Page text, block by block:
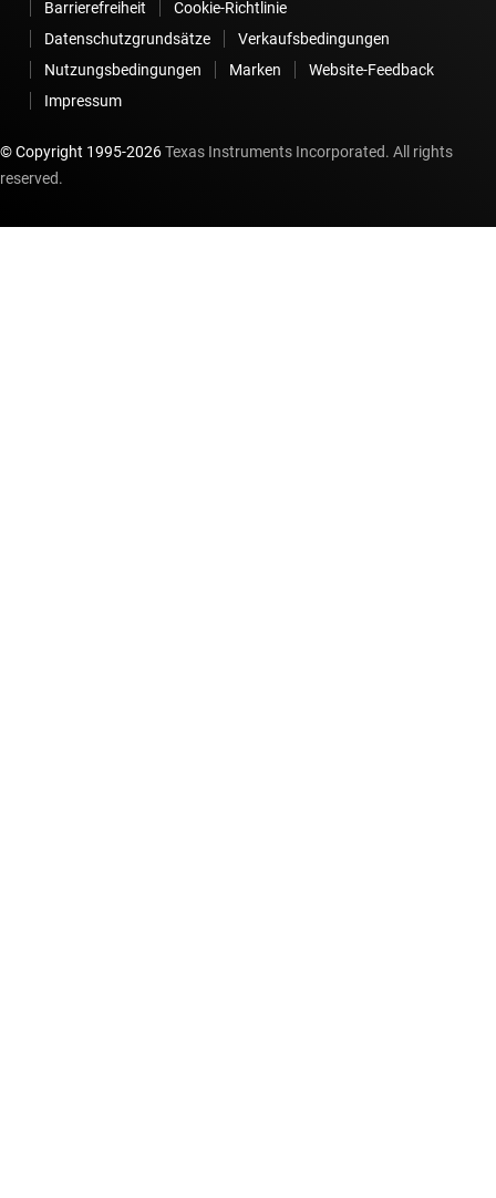
Barrierefreiheit
Cookie-Richtlinie
Datenschutzgrundsätze
Verkaufsbedingungen
Nutzungsbedingungen
Marken
Website-Feedback
Impressum
© Copyright 1995-2026Texas Instruments Incorporated. All rights
reserved.